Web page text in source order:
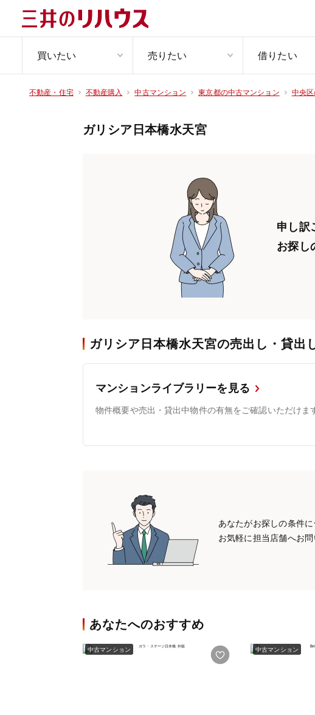
買いたい 売りたい 借りたい
不動産・住宅 不動産購入 中古マンション 東京都の中古マンション 中央
ガリシア日本橋水天宮
申し訳
お探し
ガリシア日本橋水天宮の売出し・貸出
マンションライブラリーを見る
物件概要や売出・貸出中物件の有無をご確認いただけま
あなたがお探しの条件
お気軽に担当店舗へお問
あなたへのおすすめ
中古マンション 中古マンション